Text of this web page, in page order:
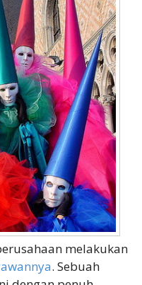
melakukan
. Sebuah